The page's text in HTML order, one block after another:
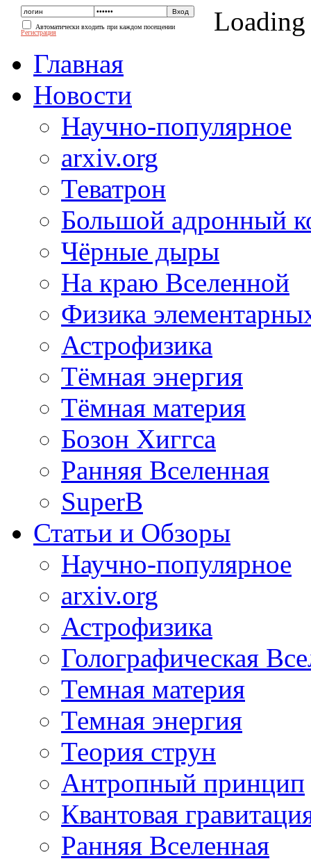
Автоматически входить при каждом посещении
Регистрация
Loading
Главная
Новости
Научно-популярное
arxiv.org
Теватрон
Большой адронный
Чёрные дыры
На краю Вселенной
Физика
Астрофизика
Тёмная энергия
Тёмная материя
Бозон Хиггса
Ранняя Вселенная
SuperB
Статьи и Обзоры
Научно-популярное
arxiv.org
Астрофизика
Голографическая
Темная материя
Темная энергия
Теория струн
Антропный принцип
Квантовая
Ранняя Вселенная